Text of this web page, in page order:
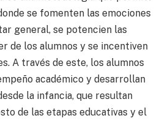
se fomenten las emociones
general, se potencien las
de los alumnos y se incentiven
A través de este, los alumnos
académico y desarrollan
la infancia, que resultan
de las etapas educativas y el